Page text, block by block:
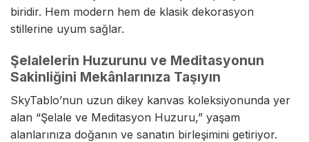
biridir. Hem modern hem de klasik dekorasyon
stillerine uyum sağlar.
Şelalelerin Huzurunu ve Meditasyonun
Sakinliğini Mekânlarınıza Taşıyın
SkyTablo’nun uzun dikey kanvas koleksiyonunda yer
alan “Şelale ve Meditasyon Huzuru,” yaşam
alanlarınıza doğanın ve sanatın birleşimini getiriyor.